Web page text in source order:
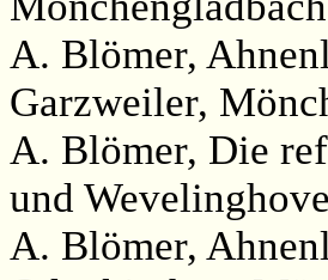
A. Blömer,
Garzweiler,
A. Blömer, Die
und
A. Blömer,